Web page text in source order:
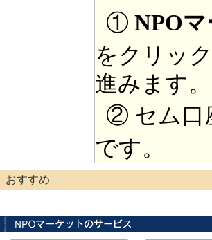
① NPOマ
をクリッ
進みます。
② セム口
です。
おすすめ